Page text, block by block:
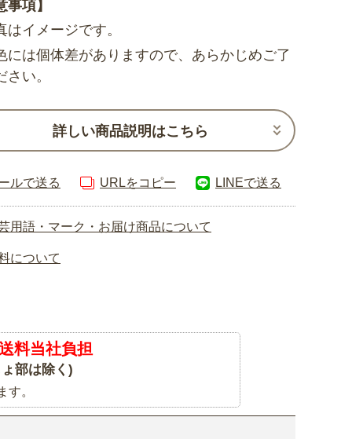
事項】
イメージです。
には個体差がありますので、あらかじめご了
さい。
詳しい商品説明はこちら
ルで送る URLをコピー LINEで送る
用語・マーク・お届け商品について
について
料当社負担
部は除く)
。